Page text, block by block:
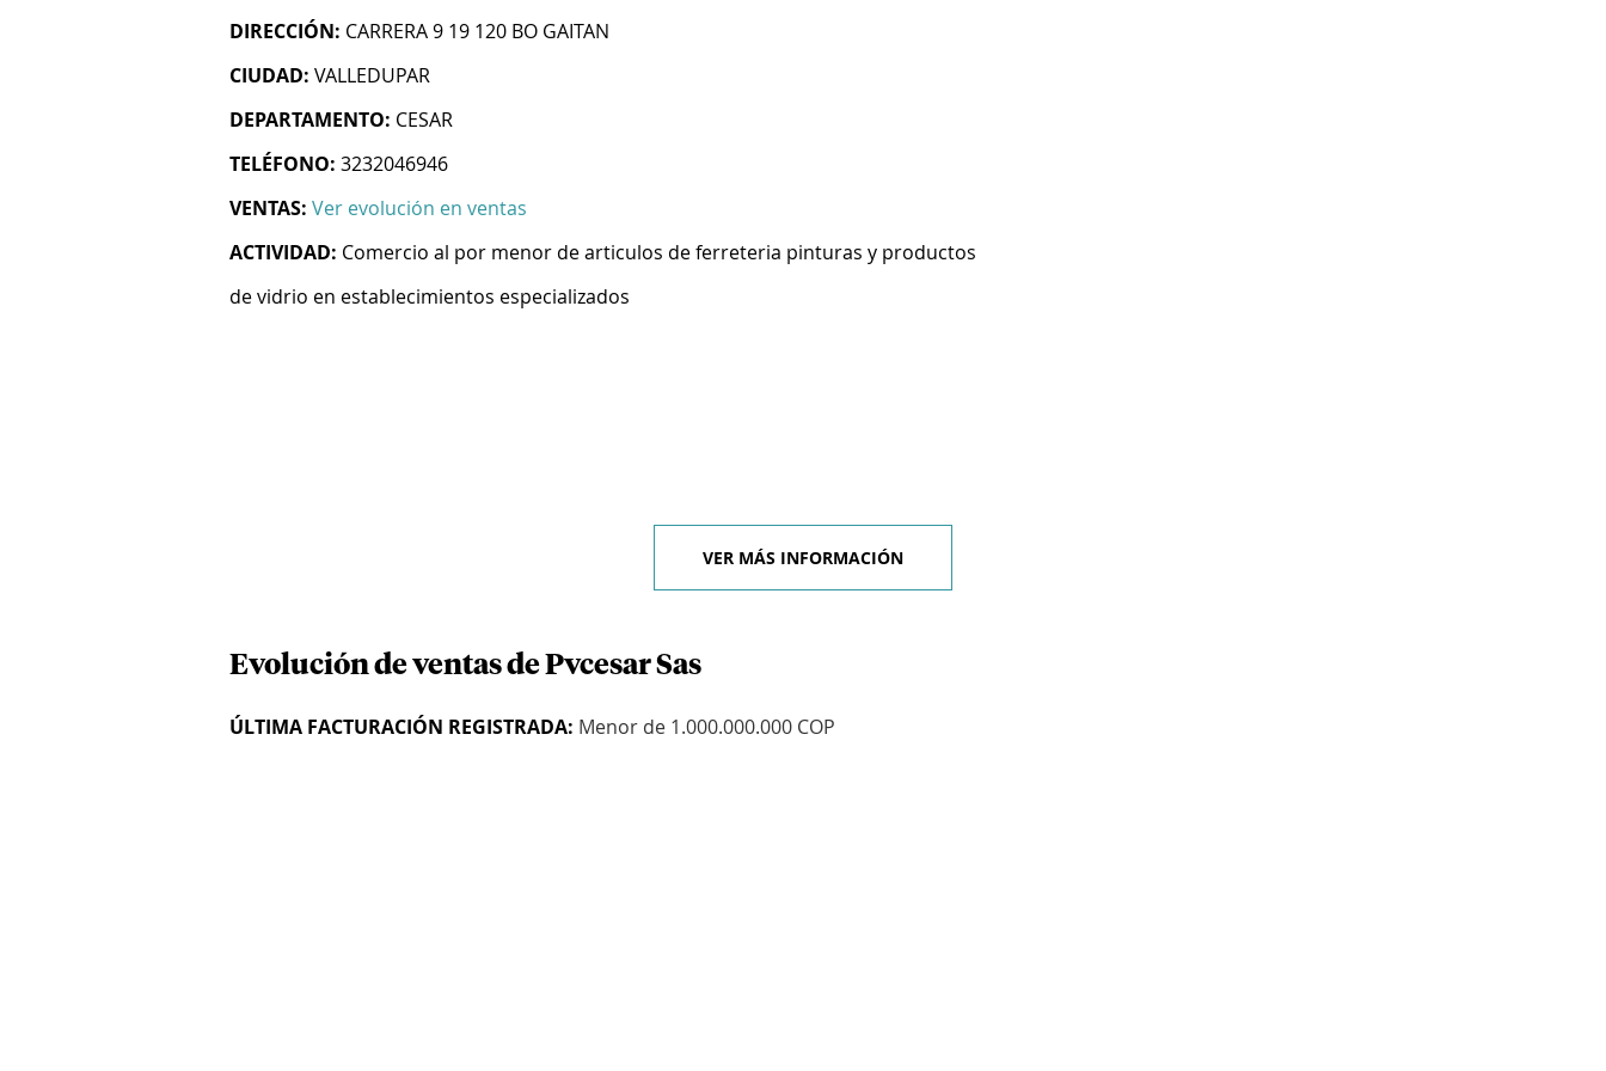
DIRECCIÓN: CARRERA 9 19 120 BO GAITAN
CIUDAD: VALLEDUPAR
DEPARTAMENTO: CESAR
TELÉFONO: 3232046946
VENTAS: Ver evolución en ventas
ACTIVIDAD: Comercio al por menor de articulos de ferreteria pinturas y productos
de vidrio en establecimientos especializados
VER MÁS INFORMACIÓN
Evolución de ventas de Pvcesar Sas
ÚLTIMA FACTURACIÓN REGISTRADA: Menor de 1.000.000.000 COP